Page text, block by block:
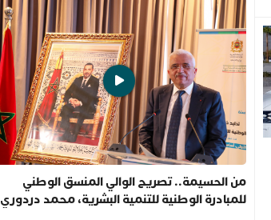
تلتزم بأفضل المعايير الدولية
من الحسيمة.. تصريح الوالي المنسق الوطني
للمبادرة الوطنية للتنمية البشرية، محمد دردوري